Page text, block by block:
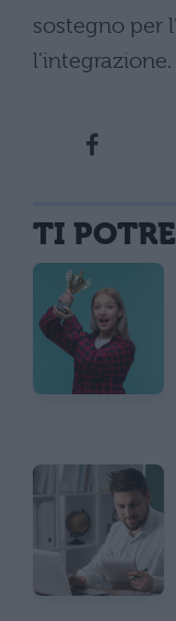
sostegno per
l’integrazione.
TI